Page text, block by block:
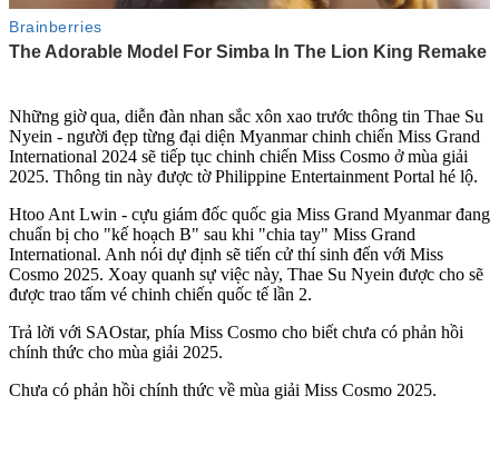
Những giờ qua, diễn đàn nhan sắc xôn xao trước thông tin Thae Su
Nyein - người đẹp từng đại diện Myanmar chinh chiến Miss Grand
International 2024 sẽ tiếp tục chinh chiến Miss Cosmo ở mùa giải
2025. Thông tin này được tờ Philippine Entertainment Portal hé lộ.
Htoo Ant Lwin - cựu giám đốc quốc gia Miss Grand Myanmar đang
chuẩn bị cho "kế hoạch B" sau khi "chia tay" Miss Grand
International. Anh nói dự định sẽ tiến cử thí sinh đến với Miss
Cosmo 2025. Xoay quanh sự việc này, Thae Su Nyein được cho sẽ
được trao tấm vé chinh chiến quốc tế lần 2.
Trả lời với SAOstar, phía Miss Cosmo cho biết chưa có phản hồi
chính thức cho mùa giải 2025.
Chưa có phản hồi chính thức về mùa giải Miss Cosmo 2025.